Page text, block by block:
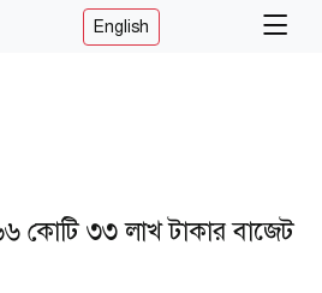
English
কোটি ৩৩ লাখ টাকার বাজেট